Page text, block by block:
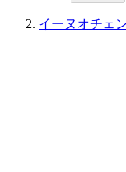
イーヌオチェ